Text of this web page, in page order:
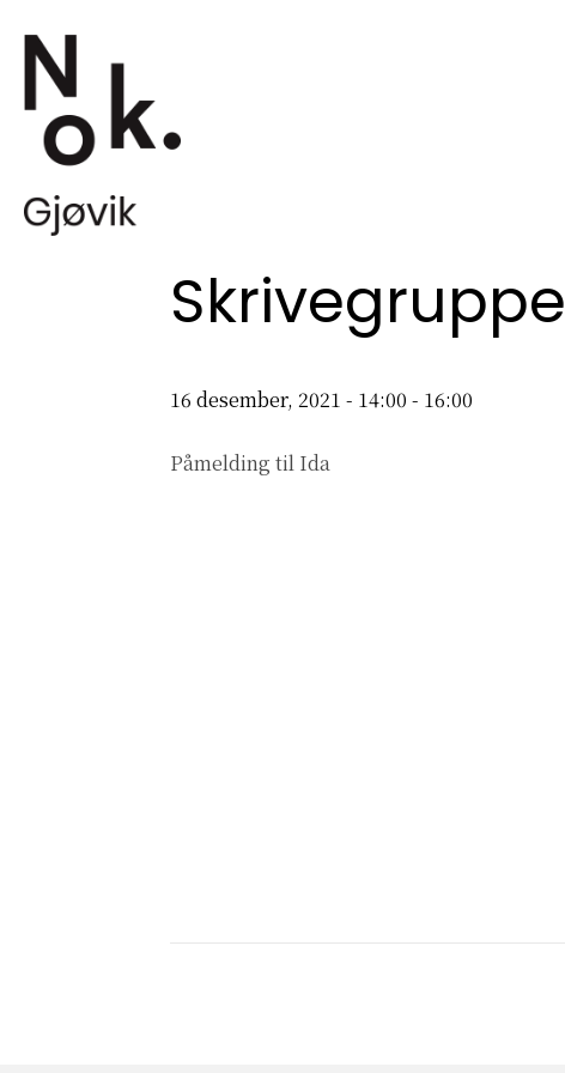
Skrivegruppe
16 desember, 2021 - 14:00 - 16:00
Påmelding til Ida